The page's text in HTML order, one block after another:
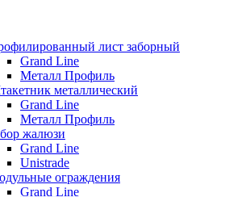
лист заборный
Grand Line
Металл Профиль
металлический
Grand Line
Металл Профиль
жалюзи
Grand Line
Unistrade
ограждения
Grand Line